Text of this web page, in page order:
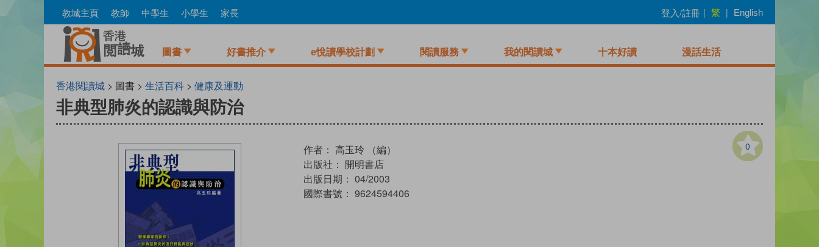
to
教城主頁 教師 中學生 小學生 家長 登入/註冊 | 繁 | English
圖書 好書推介 e悅讀學校計劃 閱讀服務 我的閱讀城 十本好讀 漫話生活
香港閱讀城 > 圖書 > 生活百科 > 健康及運動
非典型肺炎的認識與防治
0
作者： 高玉玲 （編）
出版社： 開明書店
出版日期： 04/2003
國際書號： 9624594406